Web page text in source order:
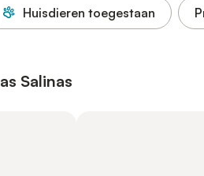
Huisdieren toegestaan
Salinas